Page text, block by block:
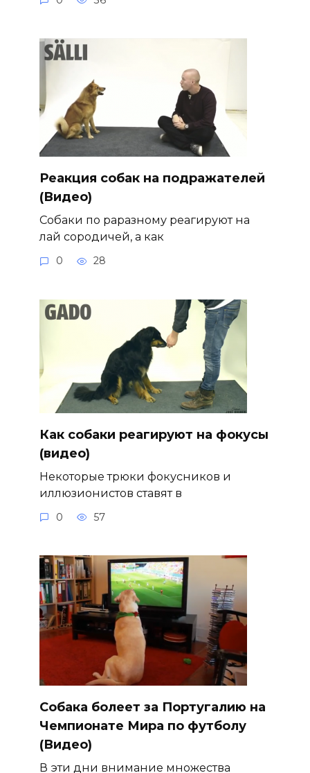
Реакция собак на подражателей
(Видео)
Собаки по раразному реагируют на
лай сородичей, а как
0 28
Как собаки реагируют на фокусы
(видео)
Некоторые трюки фокусников и
иллюзионистов ставят в
0 57
Собака болеет за Португалию на
Чемпионате Мира по футболу
(Видео)
В эти дни внимание множества